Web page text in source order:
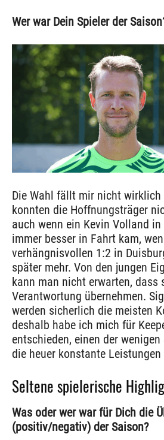
Wer war Dein Spieler der
Die Wahl fällt mir nicht
konnten die Hoffnungsträger
auch wenn ein Kevin Volland in
immer besser in Fahrt kam,
verhängnisvollen 1:2 in
später mehr. Von den jungen
kann man nicht erwarten, dass
Verantwortung übernehmen.
werden sicherlich die meisten
deshalb habe ich mich für
entschieden, einen der
die heuer konstante
Seltene spielerische
Was oder wer war für Dich die
(positiv/negativ) der Saison?